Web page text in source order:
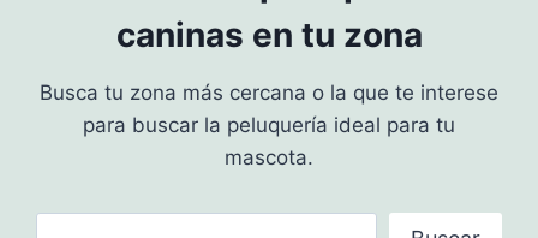
caninas en tu zona
Busca tu zona más cercana o la que te interese
para buscar la peluquería ideal para tu
mascota.